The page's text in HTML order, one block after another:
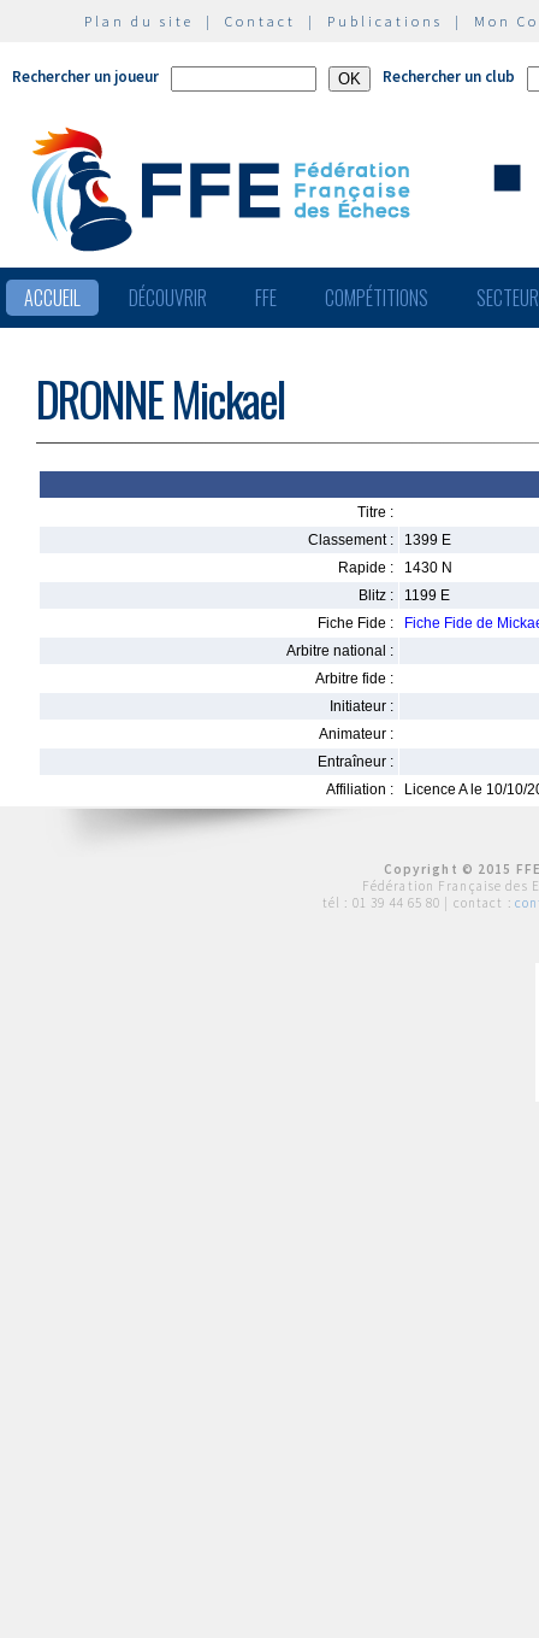
Plan du site | Contact | Publications | Mon
Rechercher un joueur Rechercher un club
ACCUEIL DÉCOUVRIR FFE COMPÉTITIONS
DRONNE Mickael
Titre :
Classement :
1399 E
Rapide :
1430 N
Blitz :
1199 E
Fiche Fide :
Fiche Fide de
Arbitre national :
Arbitre fide :
Initiateur :
Animateur :
Entraîneur :
Affiliation :
Licence A le 10/10/
Copyright © 2015
Fédération Française des
tél : 01 39 44 65 80 | contact :